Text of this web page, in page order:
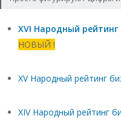
XVI Народный рейтинг
НОВЫЙ !
XV Народный рейтинг
XIV Народный рейтинг